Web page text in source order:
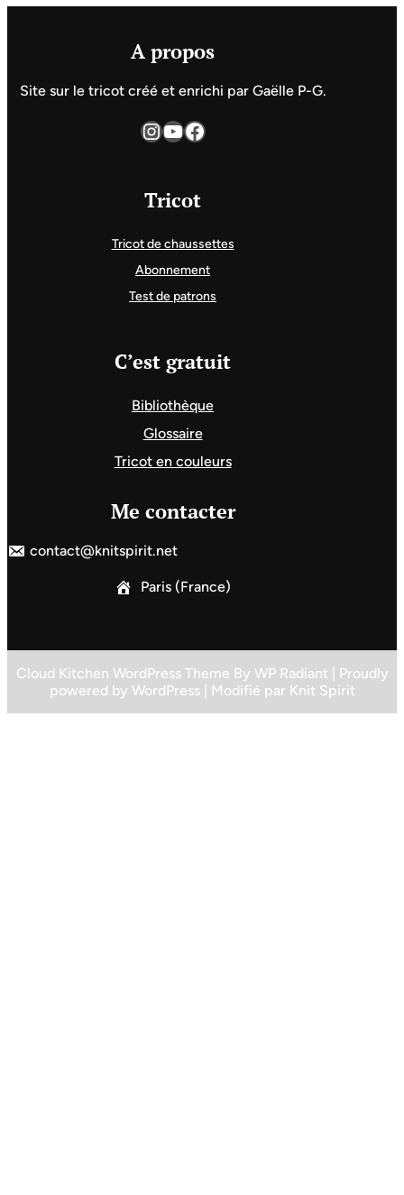
A propos
Site sur le tricot créé et enrichi par Gaëlle P-G.
InstagramYouTube Facebook
Tricot
Tricot de chaussettes
Abonnement
Test de patrons
C’est gratuit
Bibliothèque
Glossaire
Tricot en couleurs
Me contacter
contact@knitspirit.net
Paris (France)
Cloud Kitchen WordPress Theme By WP Radiant | Proudly
powered by WordPress| Modifié par Knit Spirit